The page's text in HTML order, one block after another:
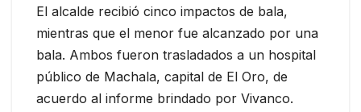
El alcalde recibió cinco impactos de bala,
mientras que el menor fue alcanzado por una
bala. Ambos fueron trasladados a un hospital
público de Machala, capital de El Oro, de
acuerdo al informe brindado por Vivanco.